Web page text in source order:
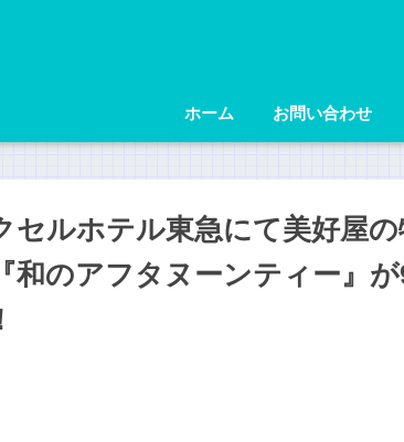
ホーム お問い合わせ
セルホテル東急にて美好屋の
和のアフタヌーンティー』